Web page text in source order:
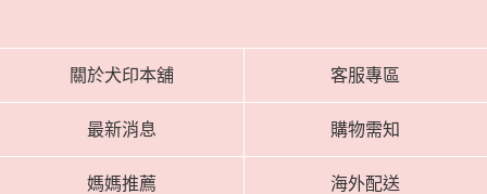
關於犬印本舖 客服專區
最新消息 購物需知
媽媽推薦 海外配送